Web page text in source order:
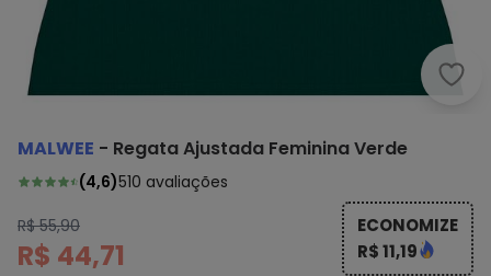
MALWEE - Regata Ajustada Feminina Verde
(4,6)510 avaliações
R$ 55,90
R$ 44,71
ECONOMIZE
R$ 11,19